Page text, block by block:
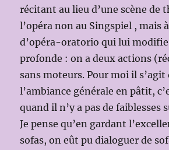
récitant au lieu d’une scène de
l’opéra non au Singspiel , mais
d’opéra-oratorio qui lui
profonde : on a deux actions
sans moteurs. Pour moi il s’agit
l’ambiance générale en pâtit,
quand il n’y a pas de faiblesses
Je pense qu’en gardant
sofas, on eût pu dialoguer de